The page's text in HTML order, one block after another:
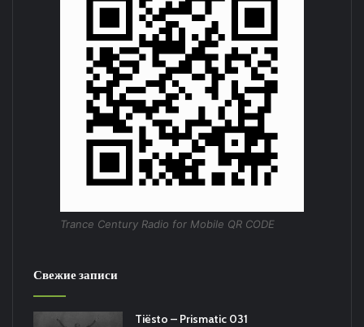
Trance Century Radio for Mobile QR CODE
Свежие записи
Tiësto – Prismatic 031